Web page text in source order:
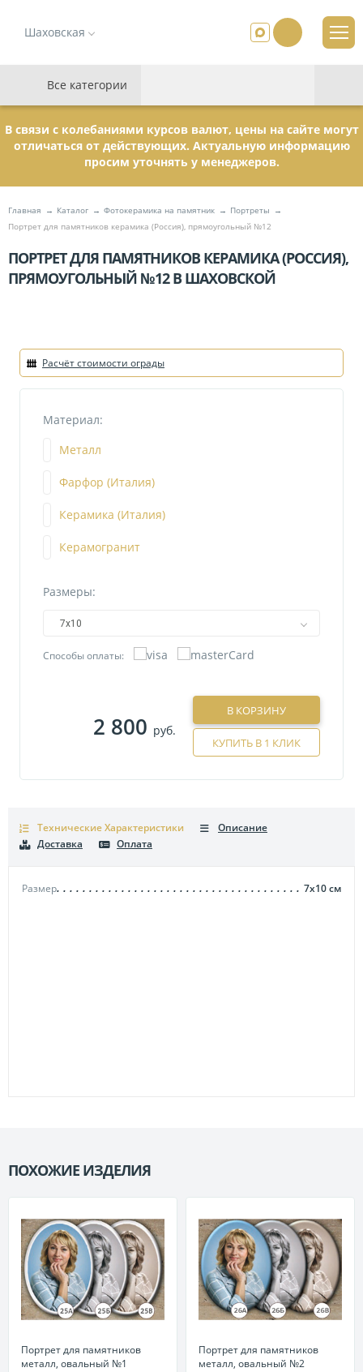
Шаховская
Все категории
В связи с колебаниями курсов валют, цены на сайте могут
отличаться от действующих. Актуальную информацию
просим уточнять у менеджеров.
Главная Каталог Фотокерамика на памятник
Портреты
Портрет для памятников керамика (Россия), прямоугольный №12
ПОРТРЕТ ДЛЯ ПАМЯТНИКОВ КЕРАМИКА (РОССИЯ),
ПРЯМОУГОЛЬНЫЙ №12 В ШАХОВСКОЙ
Расчёт стоимости ограды
Материал:
Металл
Фарфор (Италия)
Керамика (Италия)
Керамогранит
Размеры:
7х10
Способы оплаты:
2 800 руб.
В КОРЗИНУ
КУПИТЬ В 1 КЛИК
Технические Характеристики
Размер 7х10см
Описание
Доставка
Оплата
ПОХОЖИЕ ИЗДЕЛИЯ
Портрет для памятников
металл, овальный №1
Портрет для памятников
металл, овальный №2